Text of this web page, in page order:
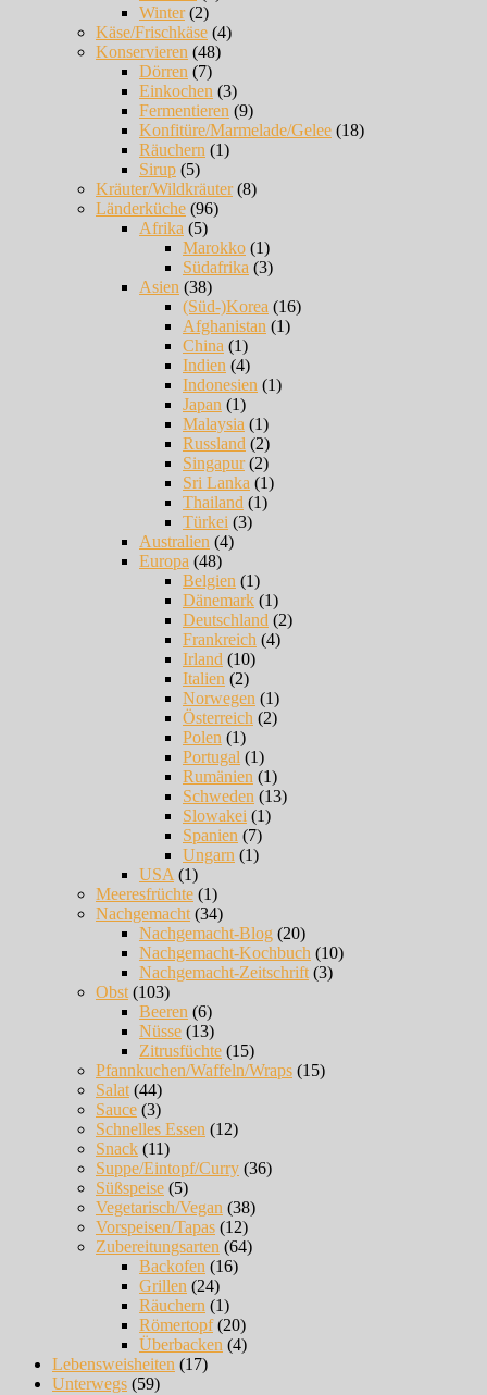
Winter(2)
Käse/Frischkäse (4)
Konservieren (48)
Dörren (7)
Einkochen (3)
Fermentieren (9)
Konfitüre/Marmelade/Gelee (18)
Räuchern (1)
Sirup (5)
Kräuter/Wildkräuter(8)
Länderküche (96)
Afrika (5)
Marokko (1)
Südafrika (3)
Asien (38)
(Süd-)Korea (16)
Afghanistan (1)
China (1)
Indien (4)
Indonesien (1)
Japan (1)
Malaysia (1)
Russland (2)
Singapur(2)
Sri Lanka (1)
Thailand (1)
Türkei (3)
Australien (4)
Europa (48)
Belgien (1)
Dänemark (1)
Deutschland (2)
Frankreich (4)
Irland (10)
Italien (2)
Norwegen (1)
Österreich (2)
Polen (1)
Portugal (1)
Rumänien (1)
Schweden (13)
Slowakei (1)
Spanien (7)
Ungarn (1)
USA (1)
Meeresfrüchte (1)
Nachgemacht (34)
Nachgemacht-Blog (20)
Nachgemacht-Kochbuch (10)
Nachgemacht-Zeitschrift (3)
Obst (103)
Beeren (6)
Nüsse (13)
Zitrusfüchte (15)
Pfannkuchen/Waffeln/Wraps (15)
Salat (44)
Sauce (3)
Schnelles Essen (12)
Snack (11)
Suppe/Eintopf/Curry (36)
Süßspeise (5)
Vegetarisch/Vegan (38)
Vorspeisen/Tapas (12)
Zubereitungsarten (64)
Backofen (16)
Grillen (24)
Räuchern (1)
Römertopf(20)
Überbacken (4)
Lebensweisheiten (17)
Unterwegs (59)